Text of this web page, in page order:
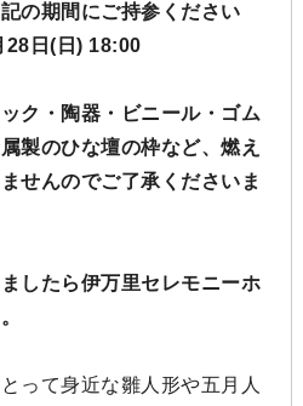
の期間にご持参ください
28日(日) 18:00
ク・陶器・ビニール・ゴム
製のひな壇の枠など、燃え
せんのでご了承くださいま
したら伊万里セレモニーホ
って身近な雛人形や五月人